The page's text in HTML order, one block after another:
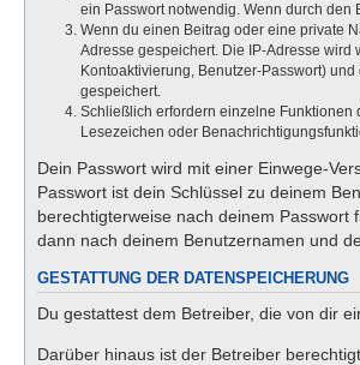
ein Passwort notwendig. Wenn durch
Wenn du einen Beitrag oder eine private
Adresse gespeichert. Die IP-Adresse
Kontoaktivierung, Benutzer-Passwort)
gespeichert.
Schließlich erfordern einzelne Funktionen
Lesezeichen oder
Dein Passwort wird mit einer Einwege-
Passwort ist dein Schlüssel zu deinem
berechtigterweise nach deinem Passwort
dann nach deinem Benutzernamen und
GESTATTUNG DER DATENSPEICHERUNG
Du gestattest dem Betreiber, die von dir
Darüber hinaus ist der Betreiber